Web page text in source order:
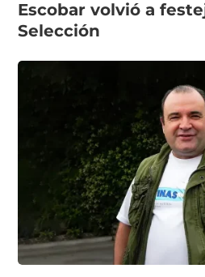
Escobar volvió a
Selección